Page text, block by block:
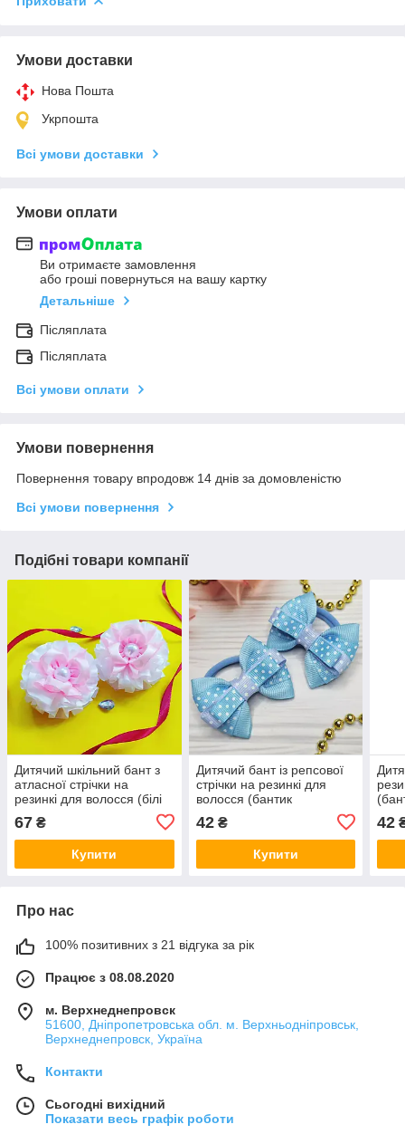
Умови доставки
Нова Пошта
Укрпошта
Всі умови доставки
Умови оплати
Ви отримаєте замовлення
або гроші повернуться на вашу картку
Детальніше
Післяплата
Післяплата
Всі умови оплати
Умови повернення
Повернення товару впродовж 14 днів за домовленістю
Всі умови повернення
Подібні товари компанії
Дитячий шкільний бант з
атласної стрічки на
резинкі для волосся (білі
бантики ручної роботи в
школу канзаші для
дівчинки)
67 ₴
Купити
Дитячий бант із репсової
стрічки на резинкі для
волосся (бантик
школу садок, шкільний
канзаші для дівчинки)
42₴
Купити
42
Про нас
100% позитивних з 21 відгука за рік
Працює з 08.08.2020
м. Верхнеднепровск
51600, Дніпропетровська обл. м. Верхньодніпровськ,
Верхнеднепровск, Україна
Контакти
Сьогодні вихідний
Показати весь графік роботи